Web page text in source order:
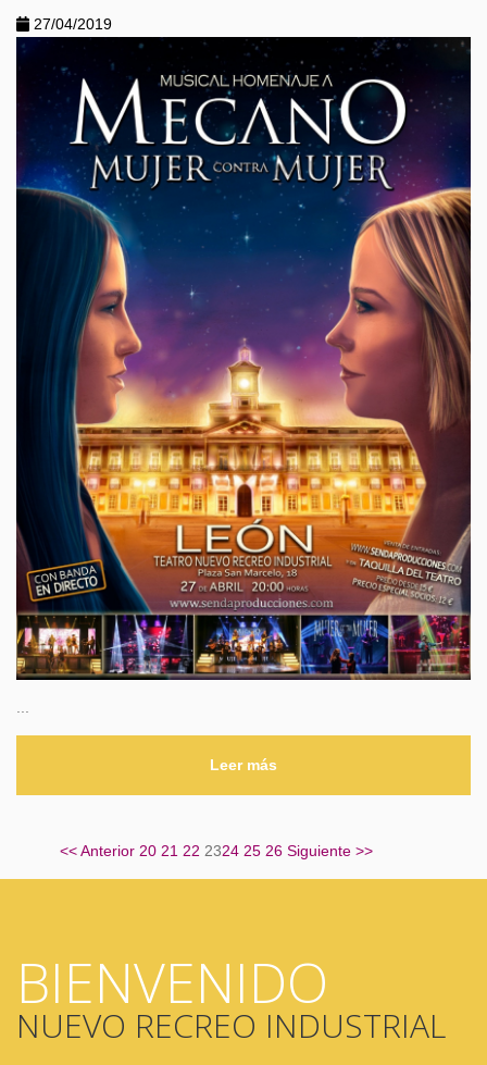
27/04/2019
Leer más
<<Anterior 20 21 22 2324 25 26 Siguiente >>
BIENVENIDO
NUEVO RECREO INDUSTRIAL